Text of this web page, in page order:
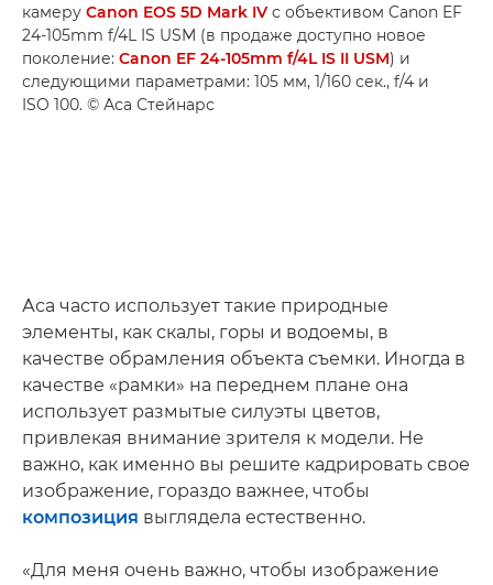
камеру Canon EOS 5D Mark IV с объективом Canon EF
24-105mm f/4L IS USM (в продаже доступно новое
поколение: Canon EF 24-105mm f/4L IS II USM) и
следующими параметрами: 105 мм, 1/160 сек., f/4 и
ISO 100. © Аса Стейнарс
Аса часто использует такие природные
элементы, как скалы, горы и водоемы, в
качестве обрамления объекта съемки. Иногда в
качестве «рамки» на переднем плане она
использует размытые силуэты цветов,
привлекая внимание зрителя к модели. Не
важно, как именно вы решите кадрировать свое
изображение, гораздо важнее, чтобы
композиция выглядела естественно.
«Для меня очень важно, чтобы изображение